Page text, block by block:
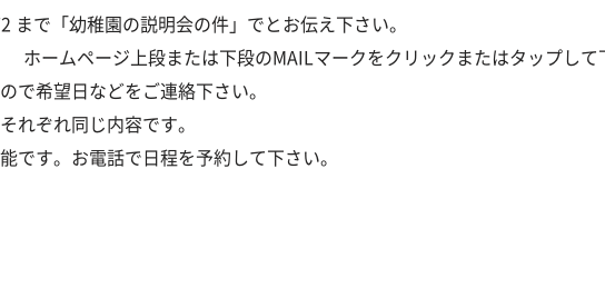
で「幼稚園の説明会の件」でとお伝え下さい。
ームページ上段または下段のMAILマークをクリックまたはタップして
で希望日などをご連絡下さい。
れぞれ同じ内容です。
す。お電話で日程を予約して下さい。